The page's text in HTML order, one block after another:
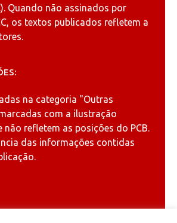
Quando não assinados por
os textos publicados refletem a
na categoria "Outras
com a ilustração
não refletem as posições do PCB.
das informações contidas